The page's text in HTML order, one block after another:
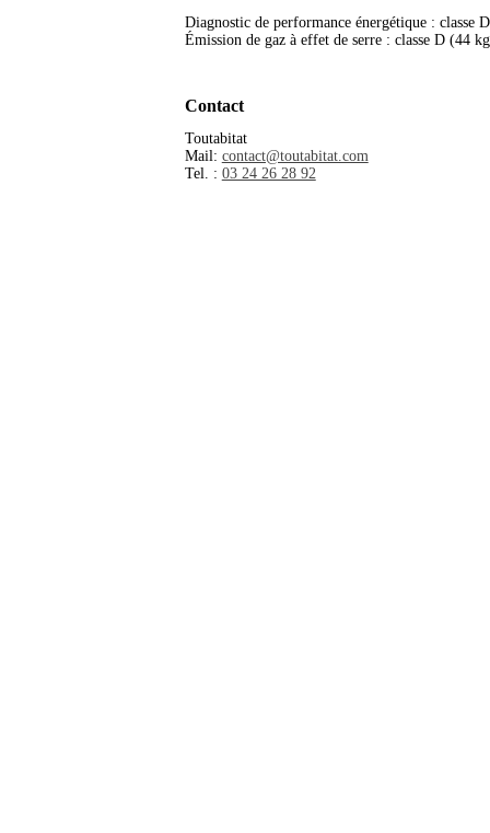
Diagnostic de performance énergétique : classe
Émission de gaz à effet de serre : classe D (44
Contact
Toutabitat
Mail: contact@toutabitat.com
Tel. : 03 24 26 28 92